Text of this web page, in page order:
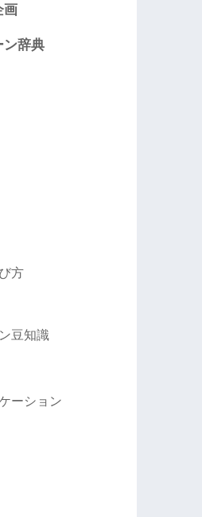
画
ン辞典
方
豆知識
ーション